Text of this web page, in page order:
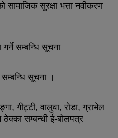
सुरक्षा भत्ता नवीकरण
गर्ने सम्बन्धि सूचना
सूचना ।
गीट्टी, वालुवा, रोडा, ग्राभेल
सम्बन्धी ई-बोलपत्र